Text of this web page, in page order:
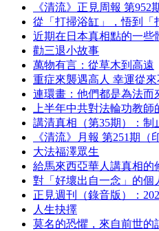
《清流》正見周報 第952
從「打掃浴缸」，悟到「
近期在日本真相點的一些
勸三退小故事
萬物有言：從草木到高遠
重症來襲遇高人 幸運從來
連環畫：他們都是為法而
上半年中共對法輪功教師
講清真相（第35期）：制
《清流》月報 第251期（
大法福澤眾生
給馬來西亞華人講真相的
對「好壞出自一念」的個
正見週刊（錄音版）：
人生抉擇
莫名的恐懼，來自前世的